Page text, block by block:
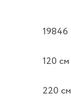
19846
120 см
220 см